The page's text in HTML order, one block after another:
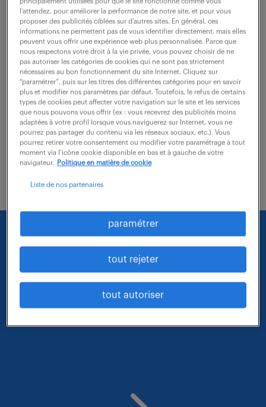
Vos Missions Sous l'autorité du Chef du bureau des
ressources, vous assurez les actes de gestion
administrative dans le respect des règles de la
comptabilité publique (GBCP). Vous êtes le garant...
voir l'offre
Nous faisons le maximum pour trouver un emploi
qui vous correspond parmi nos offres :
- métier et compétences : assistant de gestion
principalement utilisées pour que le site fonctionne comme vous
l’attendez, pour améliorer la performance de notre site, et pour vous
proposer des publicités ciblées sur d’autres sites. En général, ces
informations ne permettent pas de vous identifier directement, mais elles
peuvent vous offrir une expérience web plus personnalisée. Parce que
nous respectons votre droit à la vie privée, vous pouvez choisir de ne
pas autoriser les catégories de cookies qui ne sont pas strictement
nécessaires au bon fonctionnement du site Internet. Cliquez sur
“paramétrer”, puis sur les titres des différentes catégories pour en savoir
plus et modifier nos paramètres par défaut. Toutefois, le refus de certains
types de cookies peut affecter votre navigation sur le site et les services
que nous pouvons vous offrir (ex : vous recevrez des publicités moins
adaptées à votre profil lorsque vous naviguerez sur Internet, vous ne
pourrez pas partager du contenu via les réseaux sociaux, etc.). Vous
pourrez retirer votre consentement ou modifier votre paramétrage à tout
moment via l’icône cookie disponible en bas et à gauche de votre
navigateur.
Politique en matière de cookie
Liste de nos partenaires
paramétrer
tout rejeter
tout autoriser